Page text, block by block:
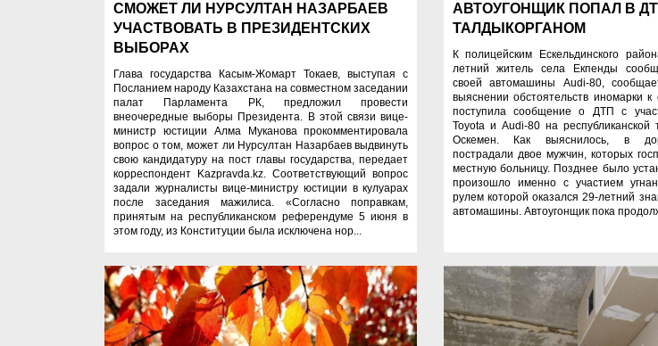
СМОЖЕТ ЛИ НУРСУЛТАН НАЗАРБАЕВ
УЧАСТВОВАТЬ В ПРЕЗИДЕНТСКИХ
ВЫБОРАХ
Глава государства Касым-Жомарт Токаев, выступая с
Посланием народу Казахстана на совместном заседании
палат Парламента РК, предложил провести
внеочередные выборы Президента. В этой связи вице-
министр юстиции Алма Муканова прокомментировала
вопрос о том, может ли Нурсултан Назарбаев выдвинуть
свою кандидатуру на пост главы государства, передает
корреспондент Kazpravda.kz. Соответствующий вопрос
задали журналисты вице-министру юстиции в кулуарах
после заседания мажилиса. «Согласно поправкам,
принятым на республиканском референдуме 5 июня в
этом году, из Конституции была исключена нор...
АВТОУГОНЩИК ПОПАЛ В
ТАЛДЫКОРГАНОМ
К полицейским Ескельдинского
летний житель села Екпенды
своей автомашины Audi-80,
выяснении обстоятельств иномарки
поступила сообщение о ДТП с
Toyota и Audi-80 на
Оскемен. Как выяснилось, в
пострадали двое мужчин, которых
местную больницу. Позднее было
произошло именно с участием
рулем которой оказался 29-летний
автомашины. Автоугонщик пока